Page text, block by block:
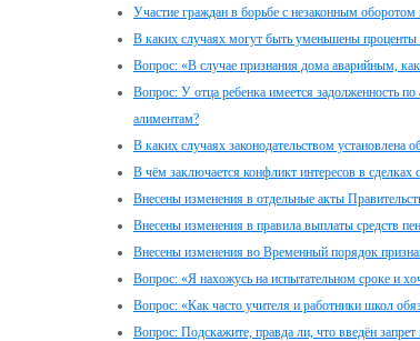
Участие граждан в борьбе с незаконным
В каких случаях могут быть уменьшены проценты
Вопрос: «В случае признания дома аварийным,
Вопрос: У отца ребенка имеется задолженность
алиментам?
В каких случаях законодательством установлена
В чём заключается конфликт интересов в сделках
Внесены изменения в отдельные акты
Внесены изменения в правила выплаты средств
Внесены изменения во Временный порядок
Вопрос: «Я нахожусь на испытательном сроке и
Вопрос: «Как часто учителя и работники школ
Вопрос: Подскажите, правда ли, что введён запрет